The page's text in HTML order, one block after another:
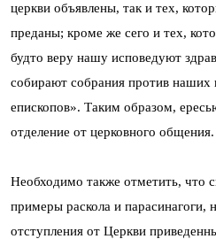
церкви объявлены, так и тех,
преданы; кроме же сего и тех,
будто веру нашу исповедуют
собирают собрания против наших
епископов». Таким образом,
отделение от церковного общения.
Необходимо также отметить, что
примеры раскола и парасинагоги,
отступления от Церкви